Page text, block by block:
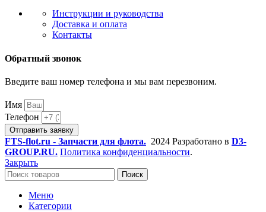
Инструкции и руководства
Доставка и оплата
Контакты
Обратный звонок
Введите ваш номер телефона и мы вам перезвоним.
Имя
Телефон
Отправить заявку
FTS-flot.ru - Запчасти для флота. 2024 Разработано в D3-
GROUP.RU. Политика конфиденциальности.
Закрыть
Поиск
Меню
Категории